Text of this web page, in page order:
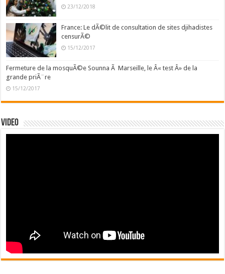
23/12/2018
France: Le dÃ©lit de consultation de sites djihadistes
censurÃ©
15/12/2017
Fermeture de la mosquÃ©e Sounna Ã Marseille, le Â« test Â» de la
grande priÃ¨re
15/12/2017
Video